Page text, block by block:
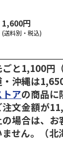
1,600円
(送料別・税込)
と1,100円（
沖縄は1,650
アの商品に
注文金額が
場合は、お
せん。（北